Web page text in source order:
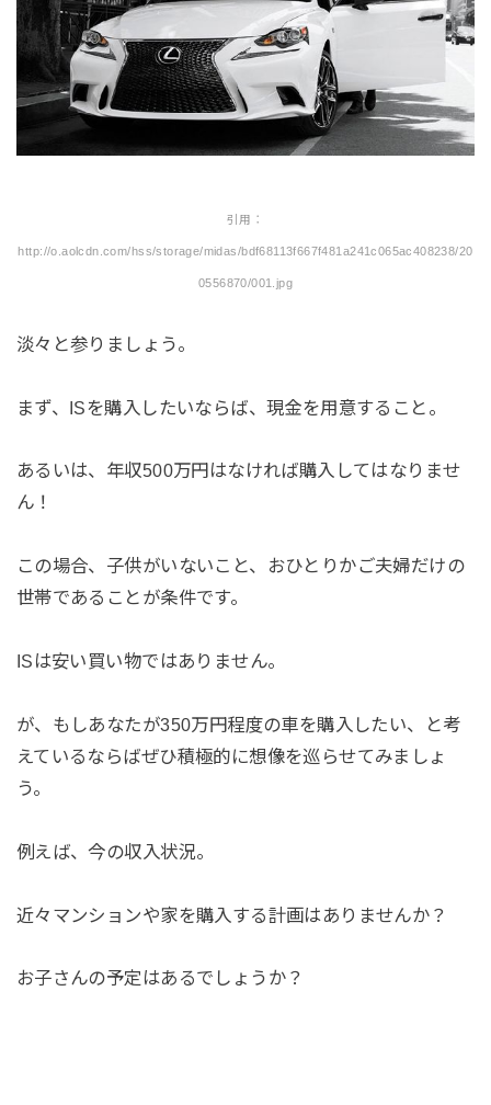
引用：
http://o.aolcdn.com/hss/storage/midas/bdf68113f667f481a241c065ac408238/20
0556870/001.jpg
淡々と参りましょう。
まず、ISを購入したいならば、現金を用意すること。
あるいは、年収500万円はなければ購入してはなりませ
ん！
この場合、子供がいないこと、おひとりかご夫婦だけの
世帯であることが条件です。
ISは安い買い物ではありません。
が、もしあなたが350万円程度の車を購入したい、と考
えているならばぜひ積極的に想像を巡らせてみましょ
う。
例えば、今の収入状況。
近々マンションや家を購入する計画はありませんか？
お子さんの予定はあるでしょうか？